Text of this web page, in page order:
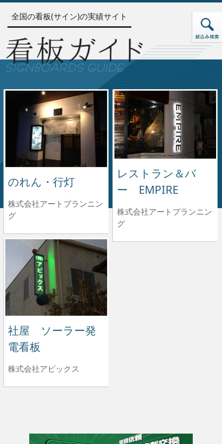
全国の看板(サイン)の実績サイト
のれん・行灯
株式会社アートプランニン
グ
レストラン＆バ
ー EMPIRE
株式会社アートプランニン
グ
社屋 ソーラー発
電看板
株式会社アビックス